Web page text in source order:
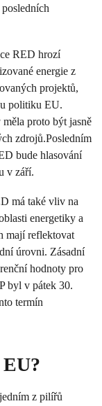
RED hrozí
energie z
projektů,
politiku EU.
proto být jasně
zdrojů.Posledním
bude hlasování
v září.
má také vliv na
energetiky a
mají reflektovat
úrovni. Zásadní
hodnoty pro
byl v pátek 30.
termín
z pilířů